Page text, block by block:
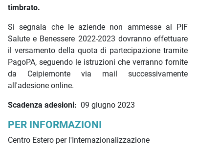
timbrato.
Si segnala che le aziende non ammesse al PIF
Salute e Benessere 2022-2023 dovranno effettuare
il versamento della quota di partecipazione tramite
PagoPA, seguendo le istruzioni che verranno fornite
da Ceipiemonte via mail successivamente
all'adesione online.
Scadenza adesioni: 09 giugno 2023
PER INFORMAZIONI
Centro Estero per l'Internazionalizzazione